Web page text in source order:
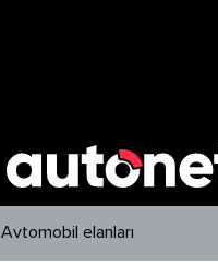
Avtomobil elanları